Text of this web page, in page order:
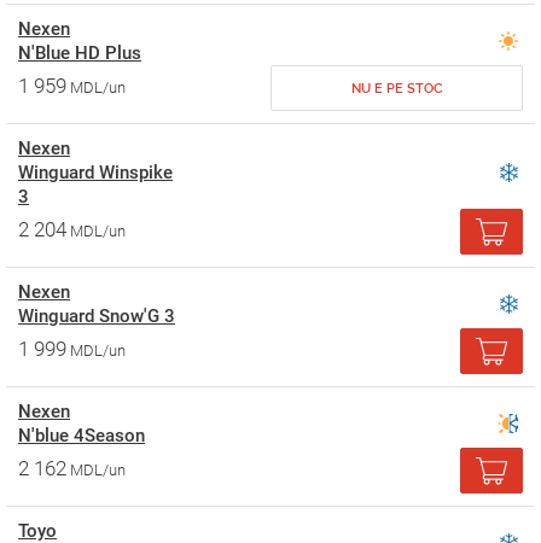
Nexen
N'Blue HD Plus
1 959 MDL/un NU E PE STOC
Nexen
Winguard Winspike
3
2 204 MDL/un
Nexen
Winguard Snow'G 3
1 999 MDL/un
Nexen
N'blue 4Season
2 162 MDL/un
Toyo